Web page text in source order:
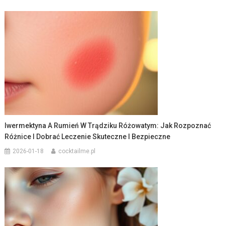
Iwermektyna A Rumień W Trądziku Różowatym: Jak Rozpoznać
Różnice I Dobrać Leczenie Skuteczne I Bezpieczne
2026-01-18 cocktailme.pl